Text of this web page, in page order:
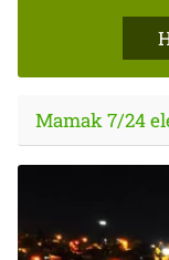
Mamak 7/24